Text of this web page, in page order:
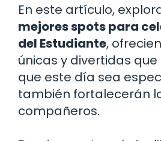
En este artículo,
mejores spots para
del Estudiante,
únicas y divertidas
que este día sea
también fortalecerán
compañeros.